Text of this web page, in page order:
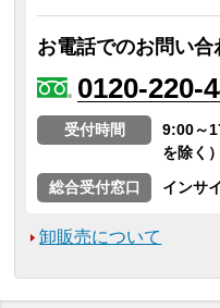
お電話でのお問い合
0120-220-
受付時間
9:00～
を除く）
総合受付窓口
インサ
卸販売について